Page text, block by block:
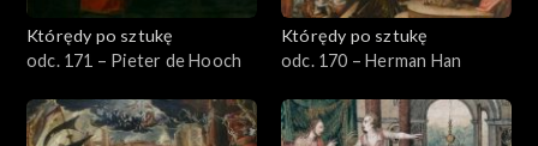
Którędy po sztukę
odc. 171 – Pieter de Hooch
Którędy po sztukę
odc. 170 – Herman Han